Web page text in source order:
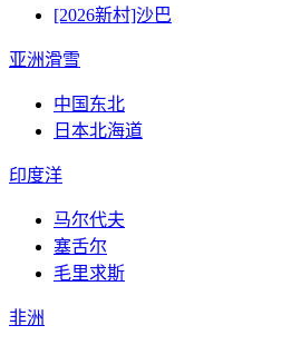
[2026新村]沙巴
亚洲滑雪
中国东北
日本北海道
印度洋
马尔代夫
塞舌尔
毛里求斯
非洲